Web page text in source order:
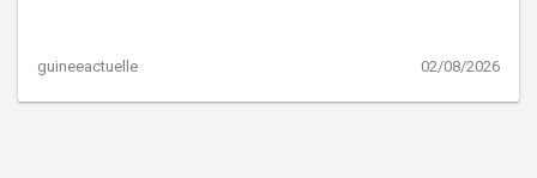
guineeactuelle 02/08/2026